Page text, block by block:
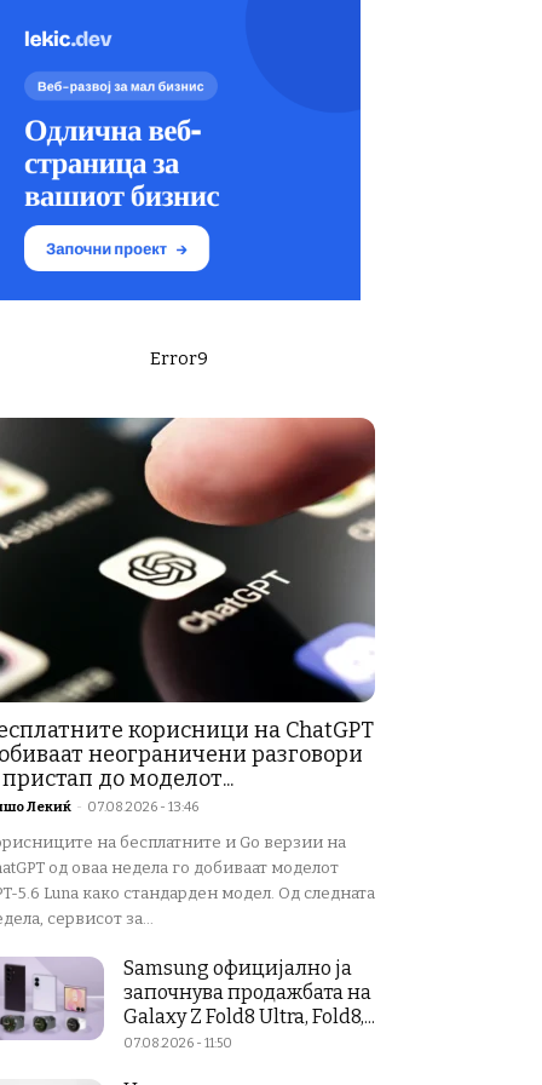
Error9
корисници на ChatGPT
неограничени разговори
до моделот...
Лекиќ - 07.08.2026 - 13:46
на бесплатните и Go верзии на
од оваа недела го добиваат моделот
5.6 Luna како стандарден модел. Од следната
сервисот за...
Samsung официјално ја
започнува продажбата на
Galaxy Z Fold8 Ultra, Fold8,...
07.08.2026 - 11:50